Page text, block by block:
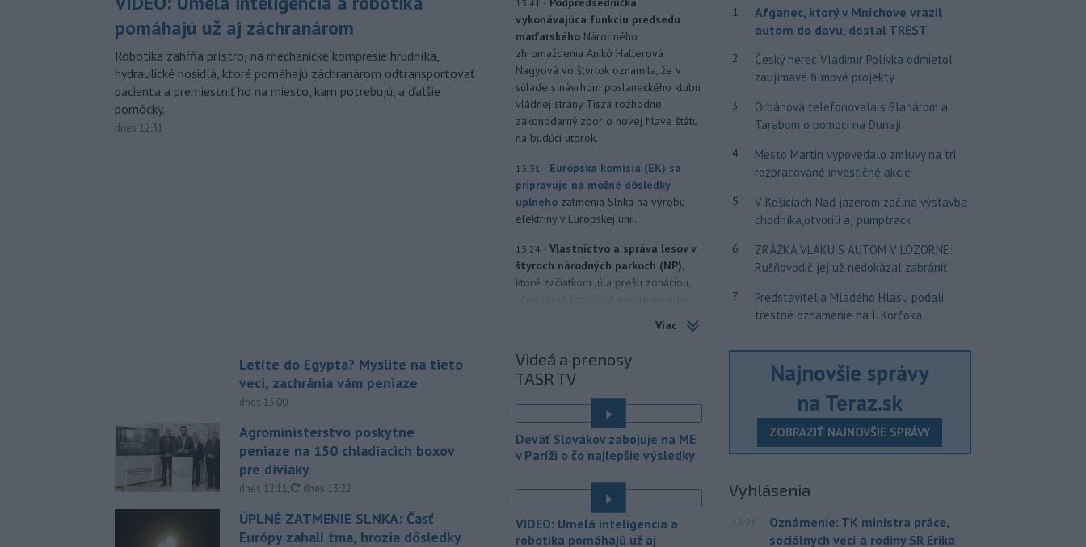
pomáhajú už aj záchranárom
Robotika zahŕňa prístroj na mechanické kompresie hrudníka,
hydraulické nosidlá, ktoré pomáhajú záchranárom odtransportovať
pacienta a premiestniť ho na miesto, kam potrebujú, a ďalšie
pomôcky.
dnes 12:31
Letíte do Egypta? Myslite na tieto
veci, zachránia vám peniaze
dnes 15:00
Agroministerstvo poskytne
peniaze na 150 chladiacich boxov
pre diviaky
dnes 12:11, aktualizované
dnes 13:22
ÚPLNÉ ZATMENIE SLNKA: Časť
Európy zahalí tma, hrozia dôsledky
13:41
vykonávajúca funkciu predsedu
maďarského Národného
zhromaždenia Anikó Hallerová
Nagyová vo štvrtok oznámila, že v
súlade s návrhom poslaneckého klubu
vládnej strany Tisza rozhodne
zákonodarný zbor o novej hlave štátu
na budúci utorok.
13:31 - Európska komisia (EK) sa
pripravuje na možné dôsledky
úplného zatmenia Slnka na výrobu
elektriny v Európskej únii.
13:24 - Vlastníctvo a správa lesov v
štyroch národných parkoch (NP),
ktoré začiatkom júla prešli zonáciou,
lesnými požiarmina západnom
Balkáne, kde v týchto dňoch horúčavy
dosahujú až 40 stupňov Celzia.
- Nemecký súd vo štvrtok
udelil doživotný trest Afgancovi,
ktorý minulý rok autom vrazil do davu
dievča a jej 37-ročnú matku.
11:29 - Severná Kórea vo štvrtok
odpálila najmenej jeden
Viac
Videá a prenosy
TASR TV
Deväť Slovákov zabojuje na ME
v Paríži o čo najlepšie výsledky
VIDEO: Umelá inteligencia a
robotika pomáhajú už aj
1
Afganec, ktorý v Mníchove vrazil
autom do davu, dostal TREST
2
Český herec Vladimír Polívka odmietol
zaujímavé filmové projekty
3
Orbánová telefonovala s Blanárom a
Tarabom o pomoci na Dunaji
4
Mesto Martin vypovedalo zmluvy na tri
rozpracované investičné akcie
5
V Košiciach Nad jazerom začína výstavba
chodníka,otvorili aj pumptrack
6
ZRÁŽKA VLAKU S AUTOM V LOZORNE:
Rušňovodič jej už nedokázal zabrániť
7
Predstavitelia Mladého Hlasu podali
trestné oznámenie na I. Korčoka
Najnovšie správy
na Teraz.sk
ZOBRAZIŤ NAJNOVŠIE SPRÁVY
Vyhlásenia
12:26
Oznámenie: TK ministra práce,
sociálnych vecí a rodiny SR Erika